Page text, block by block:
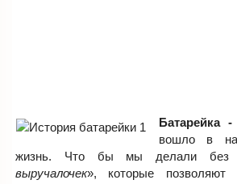
Батарейка -
вошло в
жизнь. Что бы мы делали без
выручалочек», которые позволяют